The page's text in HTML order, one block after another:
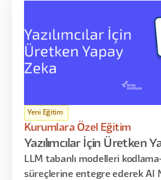
Yeni Eğitim
Kurumlara Özel Eğitim
Yazılımcılar İçin Üretken
LLM tabanlı modelleri
süreçlerine entegre ederek AI